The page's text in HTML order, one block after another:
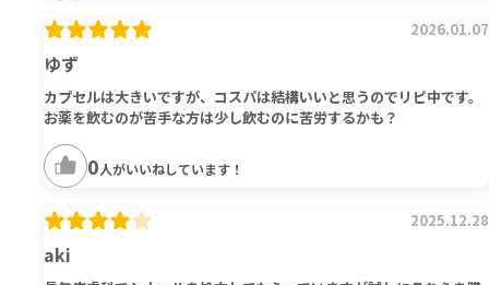
ゆず
2026.01.07
カプセルは大きいですが、コスパは結構いいと思うのでリピ中です。
お薬を飲むのが苦手な方は少し飲むのに苦労するかも？
0人がいいねしています！
aki
2025.12.28